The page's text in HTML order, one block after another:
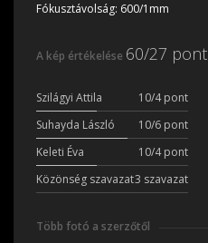
Fókusztávolság: 600/1mm
A kép értékelése 60/27 pont
Szilágyi Attila 10/4 pont
Suhayda László
10/6 pont
Keleti Éva
10/4 pont
Közönség szavazat3 szavazat
Több fotó a szerzőtől